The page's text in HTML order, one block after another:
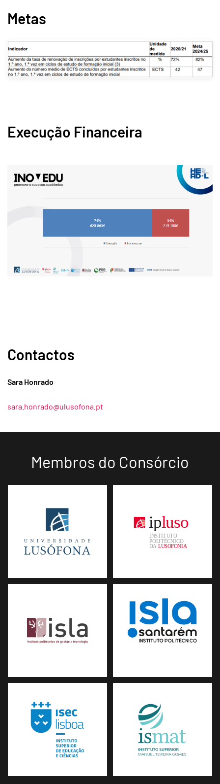
Metas
Execução Financeira
Contactos
Sara Honrado
sara.honrado@ulusofona.pt
Membros do Consórcio